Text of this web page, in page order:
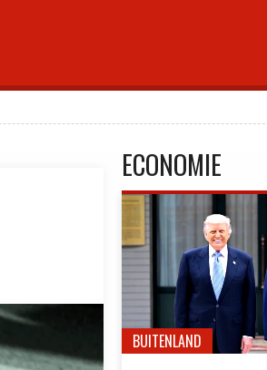
ECONOMIE
BUITENLAND